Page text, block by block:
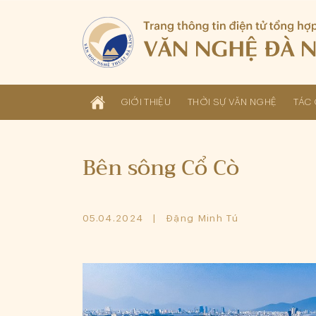
GIỚI THIỆU THỜI SỰ VĂN NGHỆ TÁC
Bên sông Cổ Cò
05.04.2024 Đặng Minh Tú